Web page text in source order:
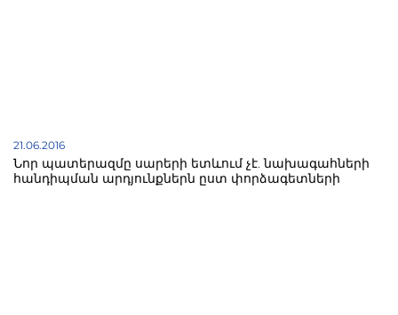
21.06.2016
Նոր պատերազմը սարերի ետևում չէ. նախագահների
հանդիպման արդյունքներն ըստ փորձագետների